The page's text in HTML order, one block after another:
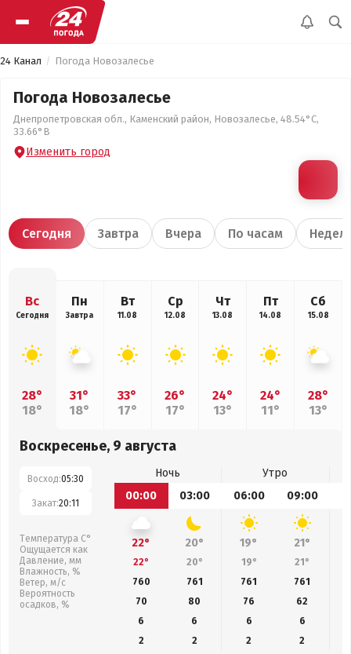
24 Канал Погода Новозалесье
Погода Новозалесье
Днепропетровская обл., Каменский район, Новозалесье, 48.54°С,
33.66°В
Изменить город
Сегодня Завтра Вчера По часам
Вс
Сегодня
28°
18°
Пн
Завтра
31°
18°
Вт
11.08
33°
17°
Ср
12.08
26°
17°
Чт
13.08
24°
13°
Пт
14.08
24°
11°
Сб
15.08
28°
13°
Воскресенье, 9 августа
Восход:05:30
Закат:20:11
Температура С°
Ощущается как
Давление, мм
Влажность, %
Ветер, м/с
Вероятность
осадков, %
Ночь
Утро
00:00
03:00 06:00 09:00
22° 20° 19° 21°
22° 20° 19° 21°
760
761 761 761
70
80 76 62
6
6 6
6
2
2 2 2